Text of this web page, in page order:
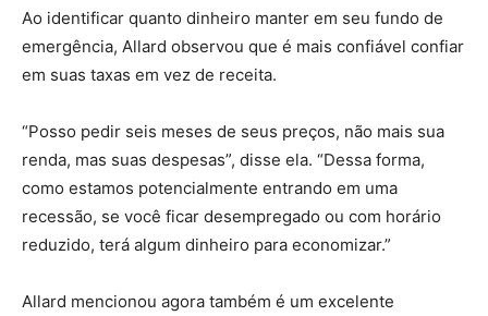
Ao identificar quanto dinheiro manter em seu fundo de
emergência, Allard observou que é mais confiável confiar
em suas taxas em vez de receita.
“Posso pedir seis meses de seus preços, não mais sua
renda, mas suas despesas”, disse ela. “Dessa forma,
como estamos potencialmente entrando em uma
recessão, se você ficar desempregado ou com horário
reduzido, terá algum dinheiro para economizar.”
Allard mencionou agora também é um excelente